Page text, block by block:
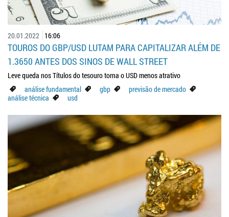
20.01.2022 16:06
TOUROS DO GBP/USD LUTAM PARA CAPITALIZAR ALÉM DE
1.3650 ANTES DOS SINOS DE WALL STREET
Leve queda nos Títulos do tesouro torna o USD menos atrativo
análise fundamental
gbp
previsão de mercado
análise técnica
usd